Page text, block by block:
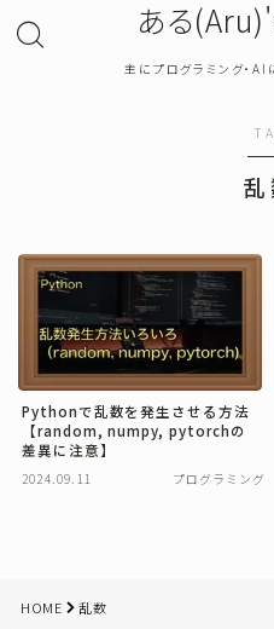
ある
主にプログラミング・
お問い合わせ
確率・統計
プログラミング
乱
Pythonで乱数を発生させる方法
【random, numpy, pytorchの
差異に注意】
2024.09.11 プログラミング
HOME 乱数